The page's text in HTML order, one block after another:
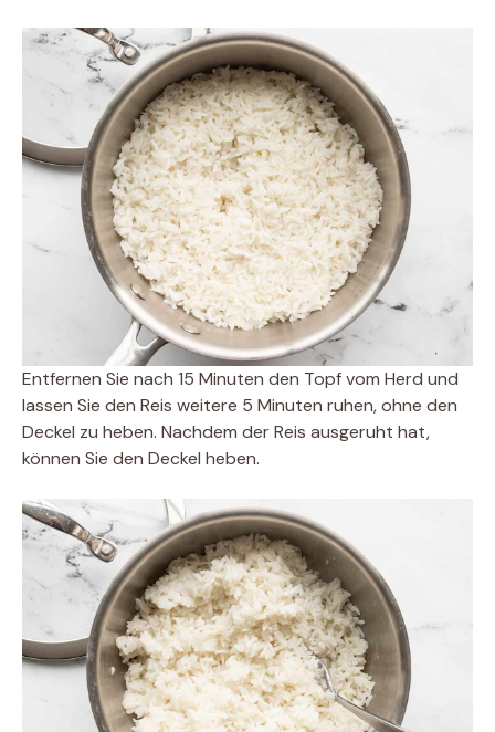
Entfernen Sie nach 15 Minuten den Topf vom Herd und
lassen Sie den Reis weitere 5 Minuten ruhen, ohne den
Deckel zu heben. Nachdem der Reis ausgeruht hat,
können Sie den Deckel heben.